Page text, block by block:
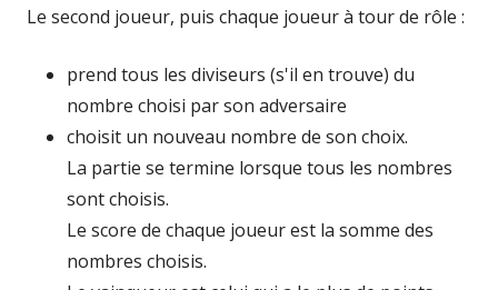
Le second joueur, puis chaque joueur à tour de rôle :
prend tous les diviseurs (s'il en trouve) du
nombre choisi par son adversaire
choisit un nouveau nombre de son choix.
La partie se termine lorsque tous les nombres
sont choisis.
Le score de chaque joueur est la somme des
nombres choisis.